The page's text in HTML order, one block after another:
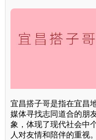
宜昌搭子哥是指在宜昌
媒体寻找志同道合的朋
象，体现了现代社会中
人对友情和陪伴的重视